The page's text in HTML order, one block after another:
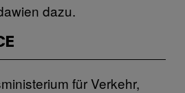
dazu.
für Verkehr,